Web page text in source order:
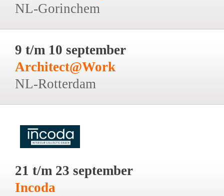
NL-Gorinchem
9 t/m 10 september
Architect@Work
NL-Rotterdam
21 t/m 23 september
Incoda